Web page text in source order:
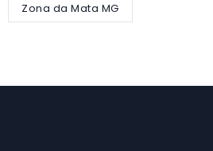
Zona da Mata MG